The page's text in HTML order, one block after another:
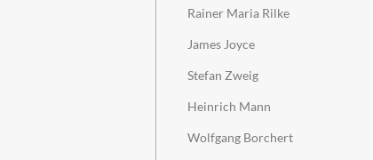
Rainer Maria Rilke
James Joyce
Stefan Zweig
Heinrich Mann
Wolfgang Borchert